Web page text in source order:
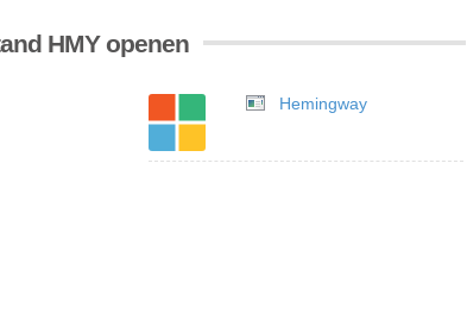
HMY openen
Hemingway